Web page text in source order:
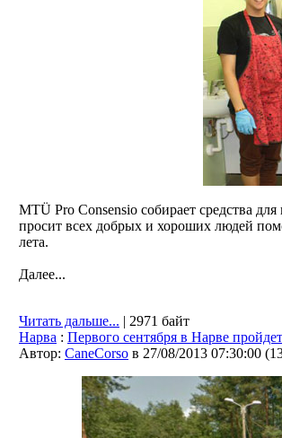
MTÜ Pro Consensio собирает средства
просит всех добрых и хороших людей
лета.
Далее...
Читать дальше... | 2971 байт
Нарва : Первого сентября в Нарве
Автор: CaneCorso в 27/08/2013 07:30:00 (